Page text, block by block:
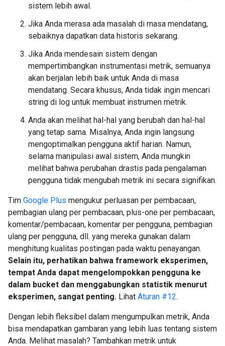
sistem lebih awal.
Jika Anda merasa ada masalah di masa mendatang,
sebaiknya dapatkan data historis sekarang.
Jika Anda mendesain sistem dengan
mempertimbangkan instrumentasi metrik, semuanya
akan berjalan lebih baik untuk Anda di masa
mendatang. Secara khusus, Anda tidak ingin mencari
string di log untuk membuat instrumen metrik.
Anda akan melihat hal-hal yang berubah dan hal-hal
yang tetap sama. Misalnya, Anda ingin langsung
mengoptimalkan pengguna aktif harian. Namun,
selama manipulasi awal sistem, Anda mungkin
melihat bahwa perubahan drastis pada pengalaman
pengguna tidak mengubah metrik ini secara signifikan.
Tim Google Plus mengukur perluasan per pembacaan,
pembagian ulang per pembacaan, plus-one per pembacaan,
komentar/pembacaan, komentar per pengguna, pembagian
ulang per pengguna, dll. yang mereka gunakan dalam
menghitung kualitas postingan pada waktu penayangan.
Selain itu, perhatikan bahwa framework eksperimen,
tempat Anda dapat mengelompokkan pengguna ke
dalam bucket dan menggabungkan statistik menurut
eksperimen, sangat penting. Lihat Aturan #12.
Dengan lebih fleksibel dalam mengumpulkan metrik, Anda
bisa mendapatkan gambaran yang lebih luas tentang sistem
Anda. Melihat masalah? Tambahkan metrik untuk